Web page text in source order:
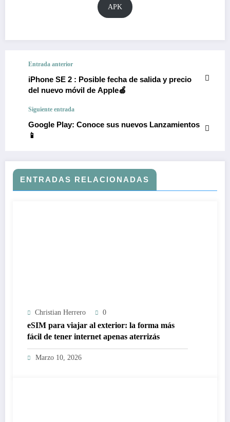
APK
Entrada anterior
iPhone SE 2 : Posible fecha de salida y precio
del nuevo móvil de Apple🍏
Siguiente entrada
Google Play: Conoce sus nuevos Lanzamientos
📱
ENTRADAS RELACIONADAS
Christian Herrero 0
eSIM para viajar al exterior: la forma más
fácil de tener internet apenas aterrizás
Marzo 10, 2026